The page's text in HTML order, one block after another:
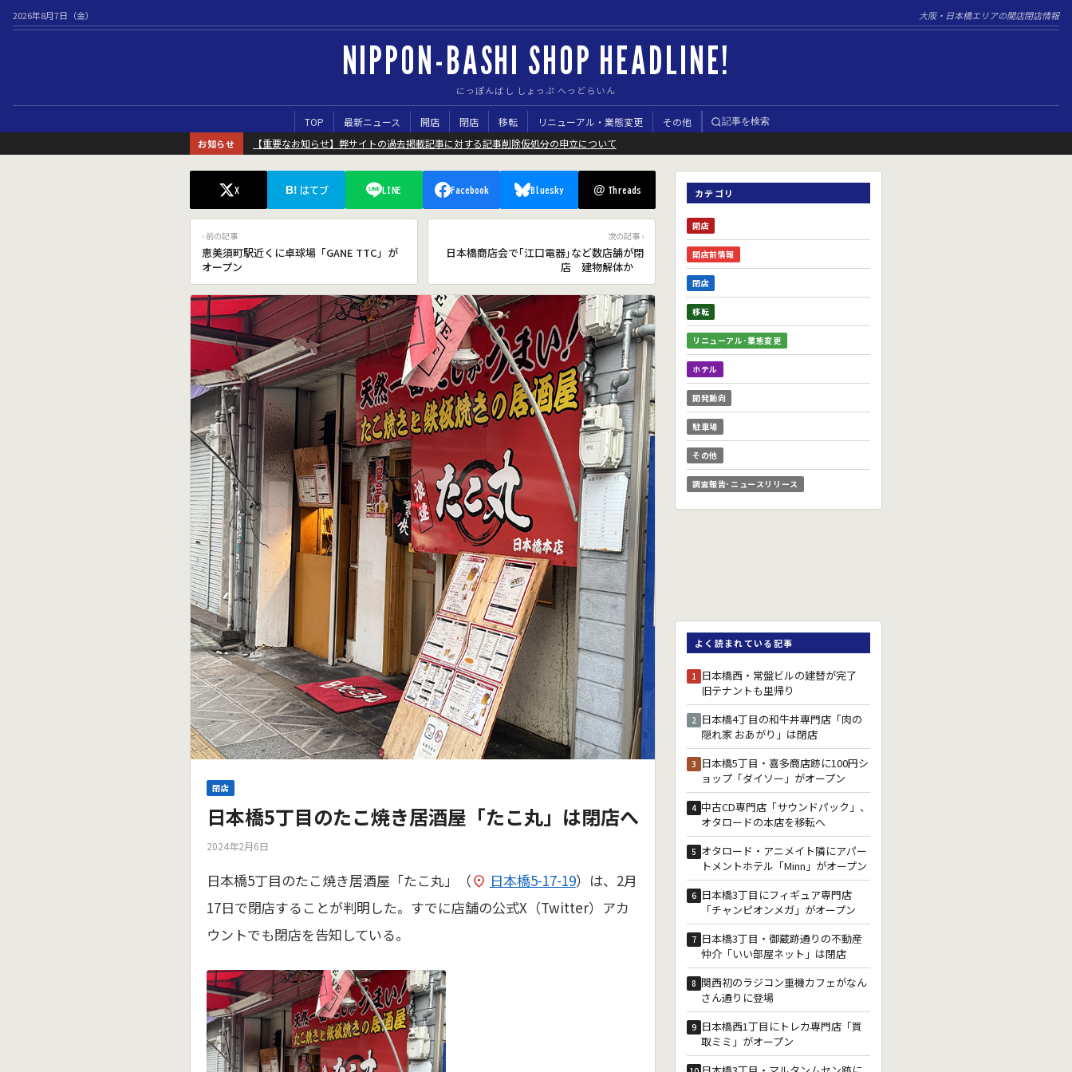
2026年8月7日（金） 大阪・日本橋エリアの開店閉店情報
NIPPON-BASHI SHOP HEADLINE!
にっぽんばし しょっぷ へっどらいん
TOP 最新ニュース 開店 閉店 移転 リニューアル・業態変更 その他 記事を検索
お知らせ 【重要なお知らせ】弊サイトの過去掲載記事に対する記事削除仮処分の申立について
X B! はてブ LINE Facebook Bluesky @ Threads
‹ 前の記事
恵美須町駅近くに卓球場「GANE TTC」が
オープン
次の記事 ›
日本橋商店会で｢江口電器｣など数店舗が閉
店 建物解体か
閉店
日本橋5丁目のたこ焼き居酒屋「たこ丸」は閉店へ
2024年2月6日
日本橋5丁目のたこ焼き居酒屋「たこ丸」（ 日本橋5-17-19）は、2月
17日で閉店することが判明した。すでに店舗の公式X（Twitter）アカ
ウントでも閉店を告知している。
カテゴリ
開店
開店前情報
閉店
移転
リニューアル･業態変更
ホテル
開発動向
駐車場
その他
調査報告･ニュースリリース
よく読まれている記事
1 日本橋西・常盤ビルの建替が完了
旧テナントも里帰り
2 日本橋4丁目の和牛丼専門店「肉の
隠れ家 おあがり」は閉店
3 日本橋5丁目・喜多商店跡に100円シ
ョップ「ダイソー」がオープン
4 中古CD専門店「サウンドパック」、
オタロードの本店を移転へ
5 オタロード・アニメイト隣にアパー
トメントホテル「Minn」がオープン
6 日本橋3丁目にフィギュア専門店
「チャンピオンメガ」がオープン
7 日本橋3丁目・御蔵跡通りの不動産
仲介「いい部屋ネット」は閉店
8 関西初のラジコン重機カフェがなん
さん通りに登場
9 日本橋西1丁目にトレカ専門店「買
取ミミ」がオープン